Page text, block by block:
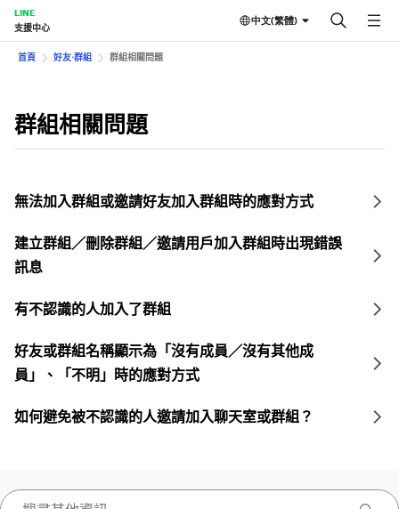
LINE
支援中心
中文(繁體)
首頁 好友⋅群組 群組相關問題
群組相關問題
無法加入群組或邀請好友加入群組時的應對方式
建立群組／刪除群組／邀請用戶加入群組時出現錯誤
訊息
有不認識的人加入了群組
好友或群組名稱顯示為「沒有成員／沒有其他成
員」、「不明」時的應對方式
如何避免被不認識的人邀請加入聊天室或群組？